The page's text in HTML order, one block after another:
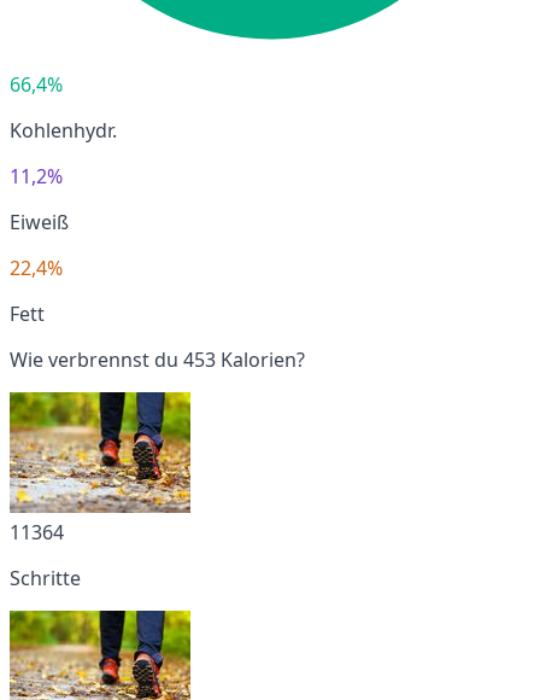
66,4%
Kohlenhydr.
11,2%
Eiweiß
22,4%
Fett
Wie verbrennst du 453 Kalorien?
11364
Schritte